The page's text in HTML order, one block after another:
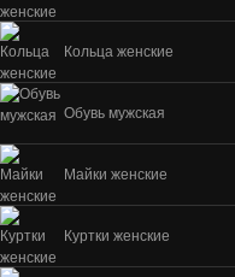
Кольца женские
Обувь мужская
Майки женские
Куртки женские